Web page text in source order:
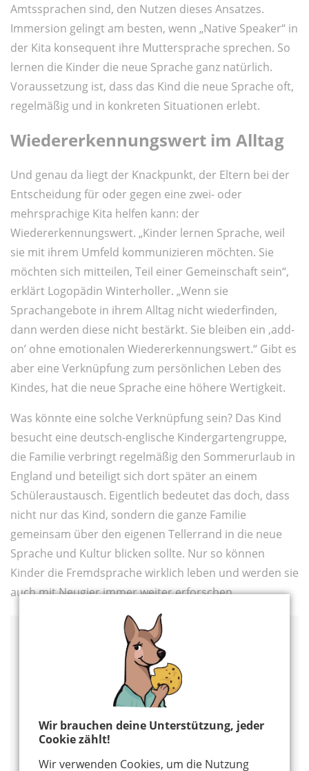
Wir brauchen deine Unterstützung, jeder
Cookie zählt!
Wir verwenden Cookies, um die Nutzung
Amtssprachen sind, den Nutzen dieses Ansatzes.
Immersion gelingt am besten, wenn „Native Speaker“ in
der Kita konsequent ihre Muttersprache sprechen. So
lernen die Kinder die neue Sprache ganz natürlich.
Voraussetzung ist, dass das Kind die neue Sprache oft,
regelmäßig und in konkreten Situationen erlebt.
Wiedererkennungswert im Alltag
Und genau da liegt der Knackpunkt, der Eltern bei der
Entscheidung für oder gegen eine zwei- oder
mehrsprachige Kita helfen kann: der
Wiedererkennungswert. „Kinder lernen Sprache, weil
sie mit ihrem Umfeld kommunizieren möchten. Sie
möchten sich mitteilen, Teil einer Gemeinschaft sein“,
erklärt Logopädin Winterholler. „Wenn sie
Sprachangebote in ihrem Alltag nicht wiederfinden,
dann werden diese nicht bestärkt. Sie bleiben ein ‚add-
on’ ohne emotionalen Wiedererkennungswert.“ Gibt es
aber eine Verknüpfung zum persönlichen Leben des
Kindes, hat die neue Sprache eine höhere Wertigkeit.
Was könnte eine solche Verknüpfung sein? Das Kind
besucht eine deutsch-englische Kindergartengruppe,
die Familie verbringt regelmäßig den Sommerurlaub in
England und beteiligt sich dort später an einem
Schüleraustausch. Eigentlich bedeutet das doch, dass
nicht nur das Kind, sondern die ganze Familie
gemeinsam über den eigenen Tellerrand in die neue
Sprache und Kultur blicken sollte. Nur so können
Kinder die Fremdsprache wirklich leben und werden sie
auch mit Neugier immer weiter erforschen.
Service zwei- und
mehrsprachige Kitas
Weltkinder - Interkultureller Sozialer Service (ISS)
Die beiden Kölner Kitas "Weltkinder" des Trägers
"Interkultureller Sozialer Service" sind nicht zwei-,
sondern mehrsprachig. Die Einrichtung im